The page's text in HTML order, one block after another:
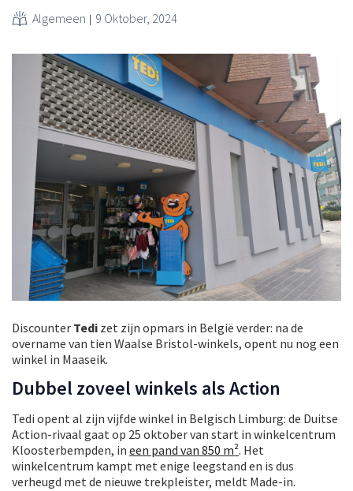
Algemeen 9 Oktober, 2024
Discounter Tedi zet zijn opmars in België verder: na de
overname van tien Waalse Bristol-winkels, opent nu nog een
winkel in Maaseik.
Dubbel zoveel winkels als Action
Tedi opent al zijn vijfde winkel in Belgisch Limburg: de Duitse
Action-rivaal gaat op 25 oktober van start in winkelcentrum
Kloosterbempden, in een pand van 850 m². Het
winkelcentrum kampt met enige leegstand en is dus
verheugd met de nieuwe trekpleister, meldt Made-in.